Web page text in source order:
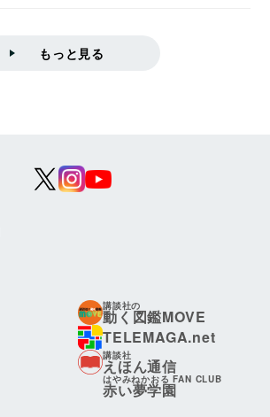
もっと見る
講談社の
動く図鑑MOVE
TELEMAGA.net
講談社
えほん通信
はやみねかおる FAN CLUB
赤い夢学園